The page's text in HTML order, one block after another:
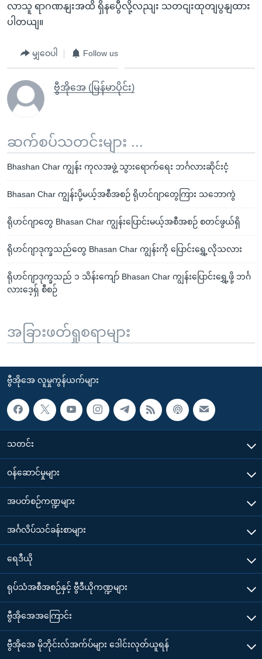
လာသူ ရာဂဏနျးအထိ ရှိနပွေီလို့လညျး သတငျးထုတျပွနျထား
ပါတယျ။
မျှဝေပါ Follow us
ဗွီအိုအေ (မြန်မာပိုင်း)
ဆက်စပ်သတင်းများ ...
Bhashan Char ကျွန်း ကုလအဖွဲ့ သွားရောက်ရေး ဘင်္ဂလားဆိုင်းငံ့
Bhasan Char ကျွန်းပို့မယ့်အစီအစဉ် ရိုဟင်ဂျာတွေကြား သဘောကွဲ
ရိုဟင်ဂျာတွေ Bhasan Char ကျွန်းပြောင်းမယ့်အစီအစဉ် စတင်ဖွယ်ရှိ
ရိုဟင်ဂျာဒုက္ခသည်တွေ Bhasan Char ကျွန်းကို ပြောင်းရွှေ့လိုသလား
ရိုဟင်ဂျာဒုက္ခသည် ၁ သိန်းကျော် Bhasan Char ကျွန်းပြောင်းရွှေ့ဖို့ ဘင်္ဂ
လားဒေ့ရှ် စီစဉ်
အခြားဖတ်ရှုစရာများ
ဗွီအိုအေ လူမှုကွန်ယက်များ
သတင်း
၀န်ဆောင်မှုများ
အပတ်စဉ်ကဏ္ဍများ
အင်္ဂလိပ်သင်ခန်းစာများ
ရေဒီယို
ရုပ်သံအစီအစဉ်နှင့် ဗွီဒီယိုကဏ္ဍများ
ဗွီအိုအေအကြောင်း
ဗွီအိုအေ မိုဘိုင်းလ်အက်ပ်များ ဒေါင်းလုတ်ယူရန်